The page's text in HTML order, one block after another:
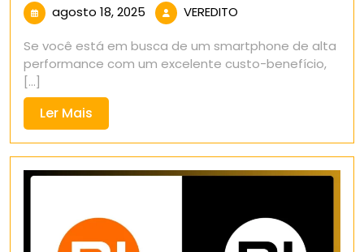
agosto 18, 2025 agosto
2025
VEREDITO
Se você está em busca de um smartphone de alta
performance com um excelente custo-benefício,
[...]
Ler Mais
Mais